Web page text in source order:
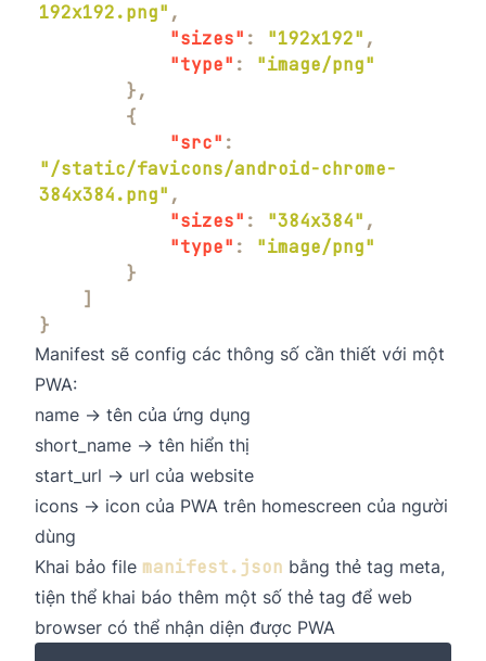
192x192.png" ,
"sizes" : "192x192" ,
"type" :
"image/png"
},
{
"src" :
"/static/favicons/android-chrome-
384x384.png" ,
"sizes" : "384x384" ,
"type" :
"image/png"
}
]
}
Manifest sẽ config các thông số cần thiết với một
PWA:
name → tên của ứng dụng
short_name → tên hiển thị
start_url → url của website
icons → icon của PWA trên homescreen của người
dùng
Khai bảo file manifest.json bằng thẻ tag meta,
tiện thể khai báo thêm một số thẻ tag để web
browser có thể nhận diện được PWA